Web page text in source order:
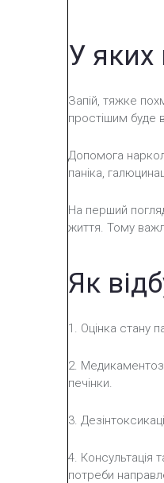
У яких
Запій, тяжке
простішим буде
Допомога
паніка,
На перший
життя. Тому
Як
1. Оцінка стану
2.
печінки.
3.
4. Консультація
потреби